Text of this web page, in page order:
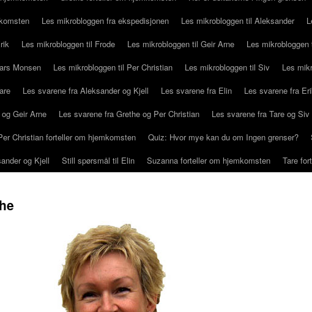
Les mikrobloggen fra ekspedisjonen Les mikrobloggen til Aleksander
Les mikrobloggen til Frode Les mikrobloggen til Geir Arne Les
Monsen
Les mikrobloggen til Per Christian Les mikrobloggen til Siv
Les
Les svarene fra Aleksander og Kjell Les svarene fra Elin
Les svarene fra
Geir Arne
Les svarene fra Grethe og Per Christian Les svarene fra Tare og Siv
Christian forteller om hjemkomsten Quiz: Hvor mye kan du om Ingen grenser?
og Kjell
Still spørsmål til Elin Suzanna forteller om hjemkomsten Tare